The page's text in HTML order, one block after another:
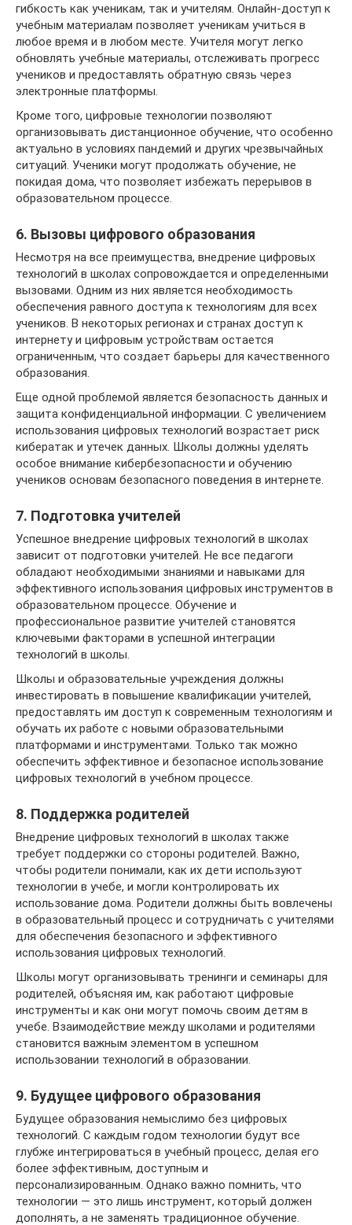
гибкость как ученикам, так и учителям. Онлайн-доступ к
учебным материалам позволяет ученикам учиться в
любое время и в любом месте. Учителя могут легко
обновлять учебные материалы, отслеживать прогресс
учеников и предоставлять обратную связь через
электронные платформы.
Кроме того, цифровые технологии позволяют
организовывать дистанционное обучение, что особенно
актуально в условиях пандемий и других чрезвычайных
ситуаций. Ученики могут продолжать обучение, не
покидая дома, что позволяет избежать перерывов в
образовательном процессе.
6. Вызовы цифрового образования
Несмотря на все преимущества, внедрение цифровых
технологий в школах сопровождается и определенными
вызовами. Одним из них является необходимость
обеспечения равного доступа к технологиям для всех
учеников. В некоторых регионах и странах доступ к
интернету и цифровым устройствам остается
ограниченным, что создает барьеры для качественного
образования.
Еще одной проблемой является безопасность данных и
защита конфиденциальной информации. С увеличением
использования цифровых технологий возрастает риск
кибератак и утечек данных. Школы должны уделять
особое внимание кибербезопасности и обучению
учеников основам безопасного поведения в интернете.
7. Подготовка учителей
Успешное внедрение цифровых технологий в школах
зависит от подготовки учителей. Не все педагоги
обладают необходимыми знаниями и навыками для
эффективного использования цифровых инструментов в
образовательном процессе. Обучение и
профессиональное развитие учителей становятся
ключевыми факторами в успешной интеграции
технологий в школы.
Школы и образовательные учреждения должны
инвестировать в повышение квалификации учителей,
предоставлять им доступ к современным технологиям и
обучать их работе с новыми образовательными
платформами и инструментами. Только так можно
обеспечить эффективное и безопасное использование
цифровых технологий в учебном процессе.
8. Поддержка родителей
Внедрение цифровых технологий в школах также
требует поддержки со стороны родителей. Важно,
чтобы родители понимали, как их дети используют
технологии в учебе, и могли контролировать их
использование дома. Родители должны быть вовлечены
в образовательный процесс и сотрудничать с учителями
для обеспечения безопасного и эффективного
использования цифровых технологий.
Школы могут организовывать тренинги и семинары для
родителей, объясняя им, как работают цифровые
инструменты и как они могут помочь своим детям в
учебе. Взаимодействие между школами и родителями
становится важным элементом в успешном
использовании технологий в образовании.
9. Будущее цифрового образования
Будущее образования немыслимо без цифровых
технологий. С каждым годом технологии будут все
глубже интегрироваться в учебный процесс, делая его
более эффективным, доступным и
персонализированным. Однако важно помнить, что
технологии — это лишь инструмент, который должен
дополнять, а не заменять традиционное обучение.